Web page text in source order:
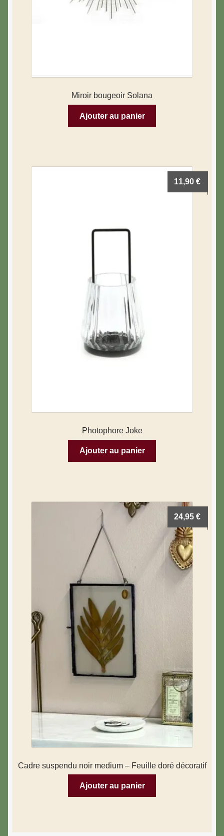
Miroir bougeoir Solana
Ajouter au panier
Photophore Joke
11,90€
Ajouter au panier
Cadre suspendu noir medium – Feuille doré décoratif
24,95€
Ajouter au panier